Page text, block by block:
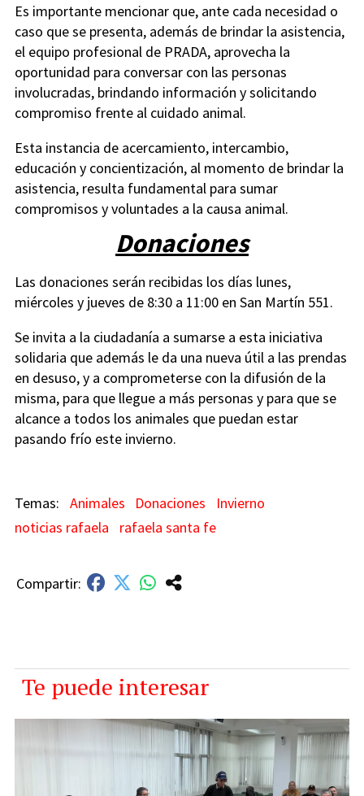
Es importante mencionar que, ante cada necesidad o
caso que se presenta, además de brindar la asistencia,
el equipo profesional de PRADA, aprovecha la
oportunidad para conversar con las personas
involucradas, brindando información y solicitando
compromiso frente al cuidado animal.
Esta instancia de acercamiento, intercambio,
educación y concientización, al momento de brindar la
asistencia, resulta fundamental para sumar
compromisos y voluntades a la causa animal.
Donaciones
Las donaciones serán recibidas los días lunes,
miércoles y jueves de 8:30 a 11:00 en San Martín 551.
Se invita a la ciudadanía a sumarse a esta iniciativa
solidaria que además le da una nueva útil a las prendas
en desuso, y a comprometerse con la difusión de la
misma, para que llegue a más personas y para que se
alcance a todos los animales que puedan estar
pasando frío este invierno.
Animales Donaciones
Invierno
noticias rafaela
rafaela santa fe
Te puede interesar